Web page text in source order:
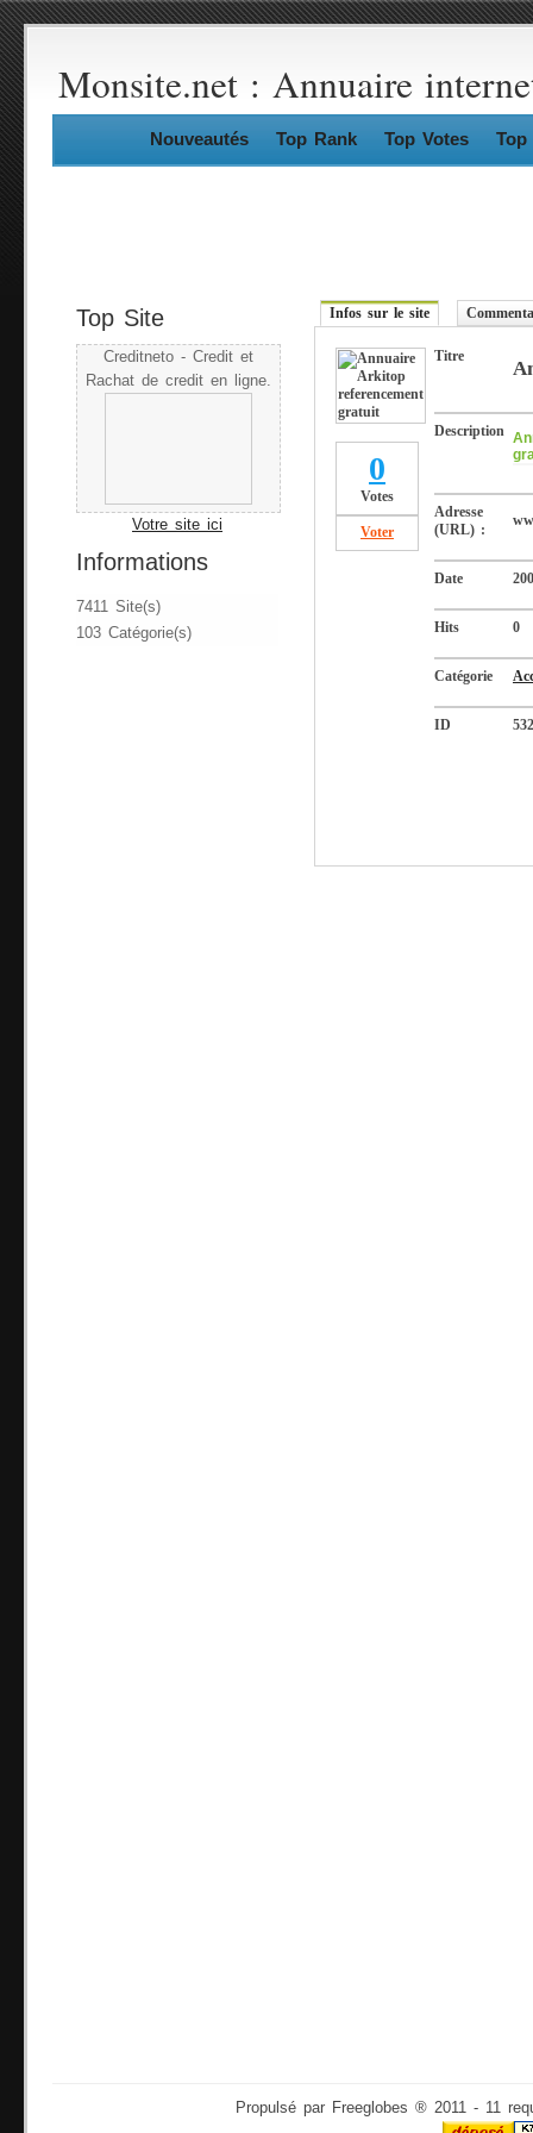
Monsite.net : Annuaire
Nouveautés Top Rank Top Votes Top
Top Site
Creditneto - Credit et
Rachat de credit en ligne.
Votre site ici
Informations
7411 Site(s)
103 Catégorie(s)
Infos sur le site
0
Votes
Voter
Titre
Description
Adresse
(URL) :
Date
Hits 0
Catégorie
ID
Propulsé par Freeglobes ® 2011 - 11